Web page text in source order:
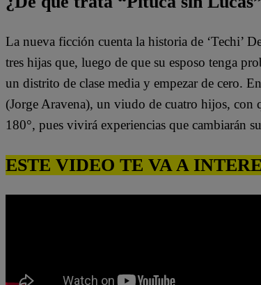
La nueva ficción cuenta la historia de ‘Techi’
tres hijas que, luego de que su esposo tenga
un distrito de clase media y empezar de cero.
(Jorge Aravena), un viudo de cuatro hijos, con
180°, pues vivirá experiencias que cambiarán
ESTE VIDEO TE VA A